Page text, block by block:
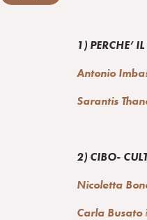
1) PERCHE’
Antonio
Sarantis
2) CIBO-
Nicoletta
Carla Busato